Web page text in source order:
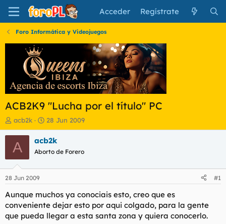
Acceder Regístrate
Foro Informática y Videojuegos
ACB2K9 "Lucha por el título" PC
I
n
i
c
a
d
o
r
e
l
acb2k
F
e
c
a
i
n
c
i
28 Jun 2009
A acb2k
Aborto de Forero
28 Jun 2009 #1
Aunque muchos ya conociais esto, creo que es
conveniente dejar esto por aqui colgado, para la gente
que pueda llegar a esta santa zona y quiera conocerlo.